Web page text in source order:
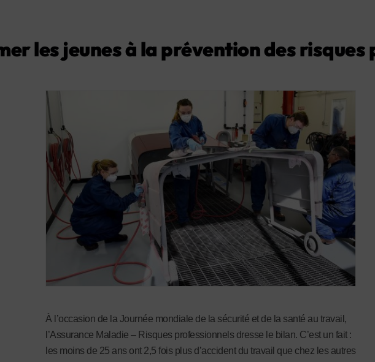
les jeunes à la prévention des risques
À l’occasion de la Journée mondiale de la sécurité et de la santé au travail,
l’Assurance Maladie – Risques professionnels dresse le bilan. C’est un fait :
les moins de 25 ans ont 2,5 fois plus d’accident du travail que chez les autres